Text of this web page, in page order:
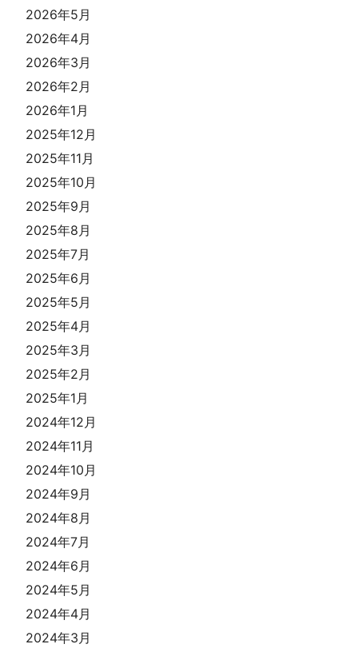
2026年5月
2026年4月
2026年3月
2026年2月
2026年1月
2025年12月
2025年11月
2025年10月
2025年9月
2025年8月
2025年7月
2025年6月
2025年5月
2025年4月
2025年3月
2025年2月
2025年1月
2024年12月
2024年11月
2024年10月
2024年9月
2024年8月
2024年7月
2024年6月
2024年5月
2024年4月
2024年3月